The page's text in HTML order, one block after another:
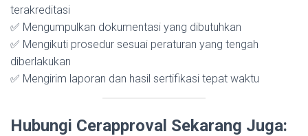
terakreditasi
✅ Mengumpulkan dokumentasi yang dibutuhkan
✅ Mengikuti prosedur sesuai peraturan yang tengah
diberlakukan
✅ Mengirim laporan dan hasil sertifikasi tepat waktu
Hubungi Cerapproval Sekarang Juga: